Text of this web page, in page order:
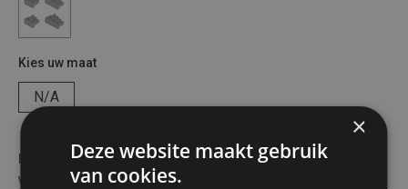
Kies uw maat
N/A
Helaas geen thuislevering mogelijk, enkel af te halen in onze
winkel.
×
Deze website maakt gebruik
van cookies.